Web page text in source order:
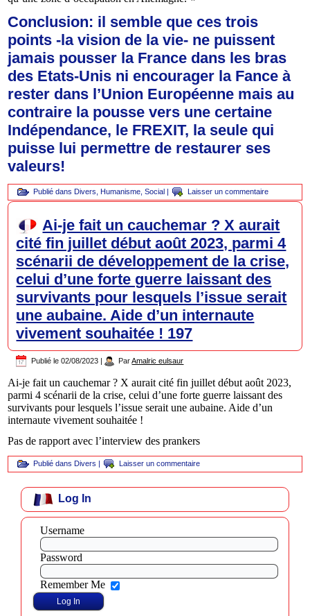
Conclusion: il semble que ces trois
points -la vision de la vie- ne puissent
jamais pousser la France dans les bras
des Etats-Unis ni encourager la Fance à
rester dans l’Union Européenne mais au
contraire la pousse vers une certaine
Indépendance, le FREXIT, la seule qui
puisse lui permettre de restaurer ses
valeurs!
Publié dans Divers Humanisme ,Social | Laisser un commentaire
Ai-je fait un cauchemar ? X aurait
cité fin juillet début août 2023, parmi 4
scénarii de développement de la crise,
celui d’une forte guerre laissant des
survivants pour lesquels l’issue serait
une aubaine. Aide d’un internaute
vivement souhaitée ! 197
Publié le 02/08/2023 Par Amalric eulsaur
Ai-je fait un cauchemar ? X aurait cité fin juillet début août 2023,
parmi 4 scénarii de la crise, celui d’une forte guerre laissant des
survivants pour lesquels l’issue serait une aubaine. Aide d’un
internaute vivement souhaitée !
Pas de rapport avec l’interview des prankers
Publié dans Divers Laisser un commentaire
Log In
Username
Password
Remember Me